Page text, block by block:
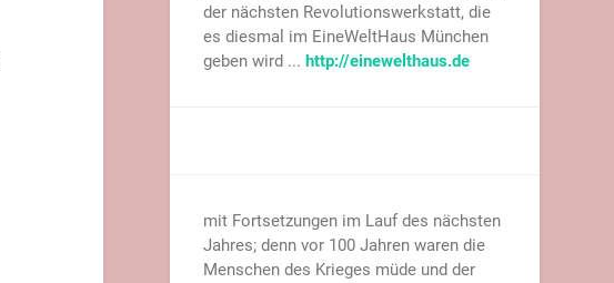
der nächsten Revolutionswerkstatt, die
es diesmal im EineWeltHaus München
geben wird ...http://einewelthaus.de
mit Fortsetzungen im Lauf des nächsten
Jahres; denn vor 100 Jahren waren die
Menschen des Krieges müde und der